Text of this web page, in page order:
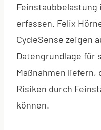
Feinstaubbelastung
erfassen. Felix
CycleSense zeigen
Datengrundlage für
Maßnahmen
Risiken durch
können.